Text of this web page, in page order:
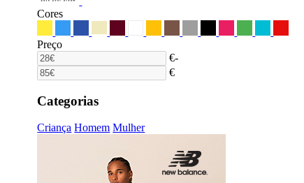
Cores
Preço
€-
€
Categorias
Criança Homem Mulher